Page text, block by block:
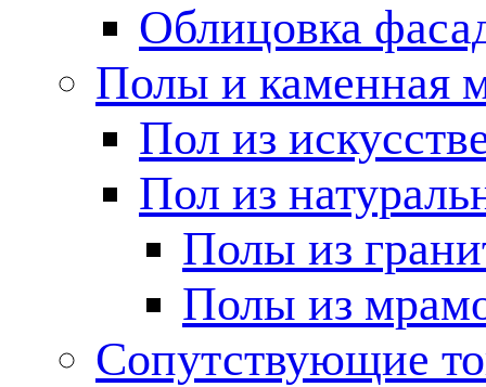
Облицовка
Полы и каменная
Пол из
Пол из
Полы из
Полы из
Сопутствующие